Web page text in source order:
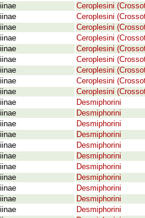
Ceroplesini
Ceroplesini
Ceroplesini
Ceroplesini
Ceroplesini
Ceroplesini
Ceroplesini
Ceroplesini
Ceroplesini
Desmiphorini
Desmiphorini
Desmiphorini
Desmiphorini
Desmiphorini
Desmiphorini
Desmiphorini
Desmiphorini
Desmiphorini
Desmiphorini
Desmiphorini